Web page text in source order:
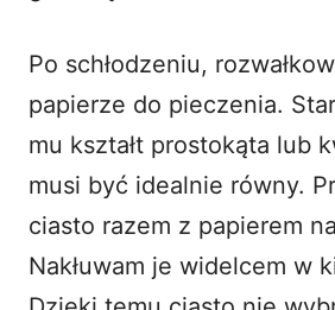
Po schłodzeniu,
papierze do pieczenia.
mu kształt prostokąta lub
musi być idealnie równy.
ciasto razem z papierem
Nakłuwam je widelcem w